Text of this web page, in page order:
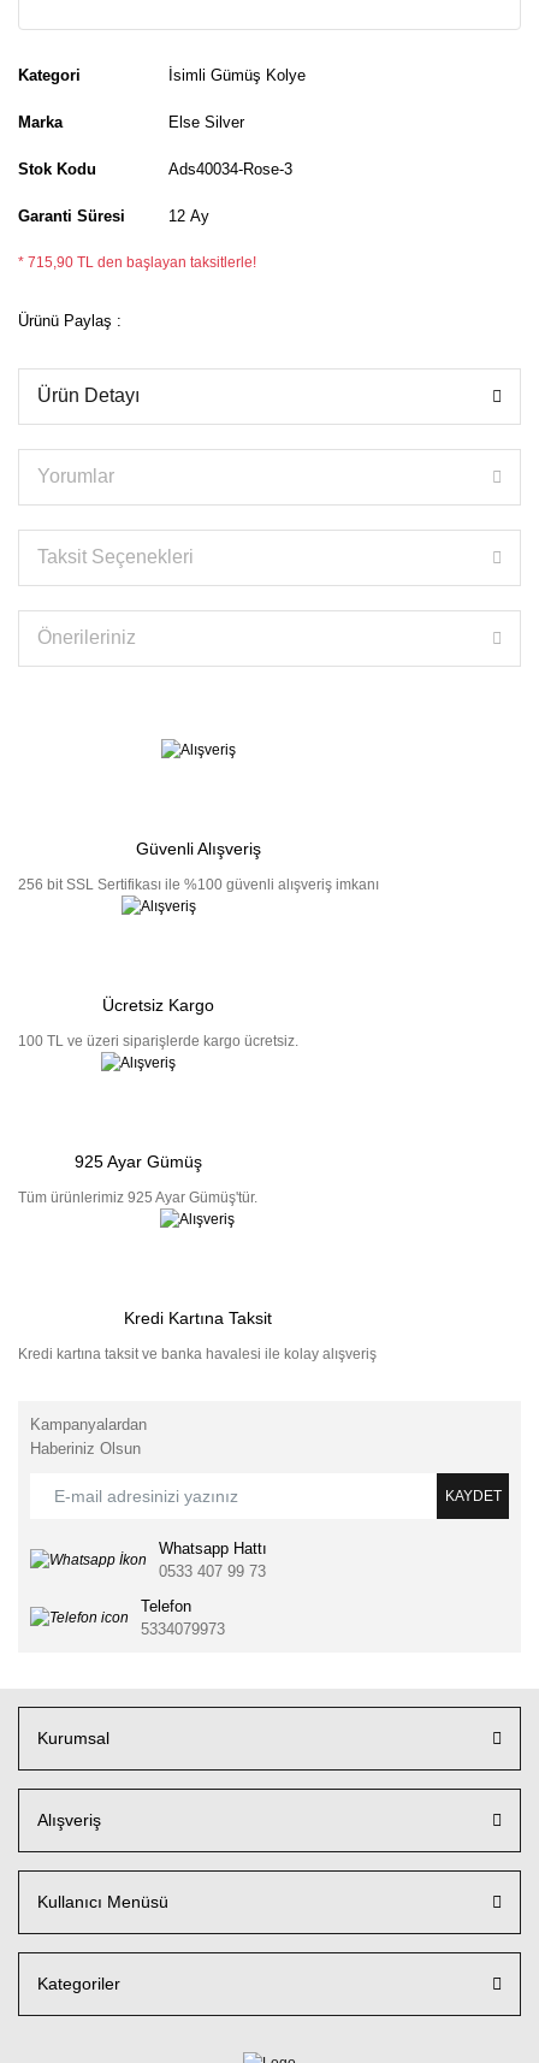
Kategori İsimli Gümüş Kolye
Marka Else Silver
Stok Kodu Ads40034-Rose-3
Garanti Süresi 12 Ay
* 715,90 TL den başlayan taksitlerle!
Ürünü Paylaş :
Ürün Detayı
Yorumlar
Taksit Seçenekleri
Önerileriniz
Güvenli Alışveriş
256 bit SSL Sertifikası ile %100 güvenli alışveriş imkanı
Ücretsiz Kargo
100 TL ve üzeri siparişlerde kargo ücretsiz.
925 Ayar Gümüş
Tüm ürünlerimiz 925 Ayar Gümüş'tür.
Kredi Kartına Taksit
Kredi kartına taksit ve banka havalesi ile kolay alışveriş
Kampanyalardan
Haberiniz Olsun
KAYDET
Whatsapp Hattı
0533 407 99 73
Telefon
5334079973
Kurumsal
Alışveriş
Kullanıcı Menüsü
Kategoriler